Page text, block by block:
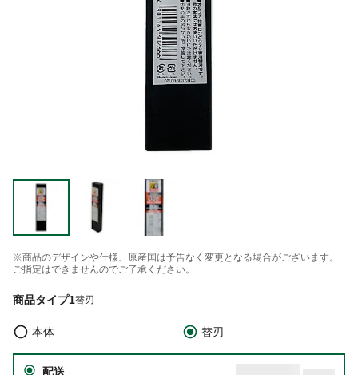
※商品のデザインや仕様、原産国は予告なく変更となる場合がございます。
ご指定はできませんのでご了承ください。
商品タイプ1替刃
本体 替刃
配送